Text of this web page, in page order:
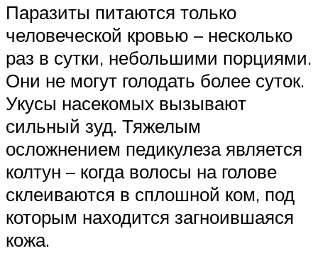
Паразиты питаются только
человеческой кровью – несколько
раз в сутки, небольшими порциями.
Они не могут голодать более суток.
Укусы насекомых вызывают
сильный зуд. Тяжелым
осложнением педикулеза является
колтун – когда волосы на голове
склеиваются в сплошной ком, под
которым находится загноившаяся
кожа.